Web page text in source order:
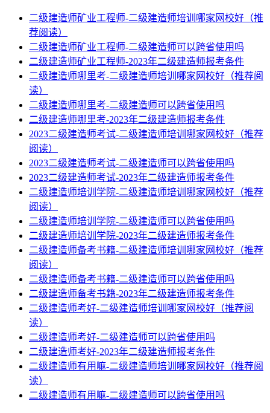
二级建造师矿业工程师-二级建造师培训哪家网校好（推
荐阅读）
二级建造师矿业工程师-二级建造师可以跨省使用吗
二级建造师矿业工程师-2023年二级建造师报考条件
二级建造师哪里考-二级建造师培训哪家网校好（推荐阅
读）
二级建造师哪里考-二级建造师可以跨省使用吗
二级建造师哪里考-2023年二级建造师报考条件
2023二级建造师考试-二级建造师培训哪家网校好（推荐
阅读）
2023二级建造师考试-二级建造师可以跨省使用吗
2023二级建造师考试-2023年二级建造师报考条件
二级建造师培训学院-二级建造师培训哪家网校好（推荐
阅读）
二级建造师培训学院-二级建造师可以跨省使用吗
二级建造师培训学院-2023年二级建造师报考条件
二级建造师备考书籍-二级建造师培训哪家网校好（推荐
阅读）
二级建造师备考书籍-二级建造师可以跨省使用吗
二级建造师备考书籍-2023年二级建造师报考条件
二级建造师考好-二级建造师培训哪家网校好（推荐阅
读）
二级建造师考好-二级建造师可以跨省使用吗
二级建造师考好-2023年二级建造师报考条件
二级建造师有用嘛-二级建造师培训哪家网校好（推荐阅
读）
二级建造师有用嘛-二级建造师可以跨省使用吗